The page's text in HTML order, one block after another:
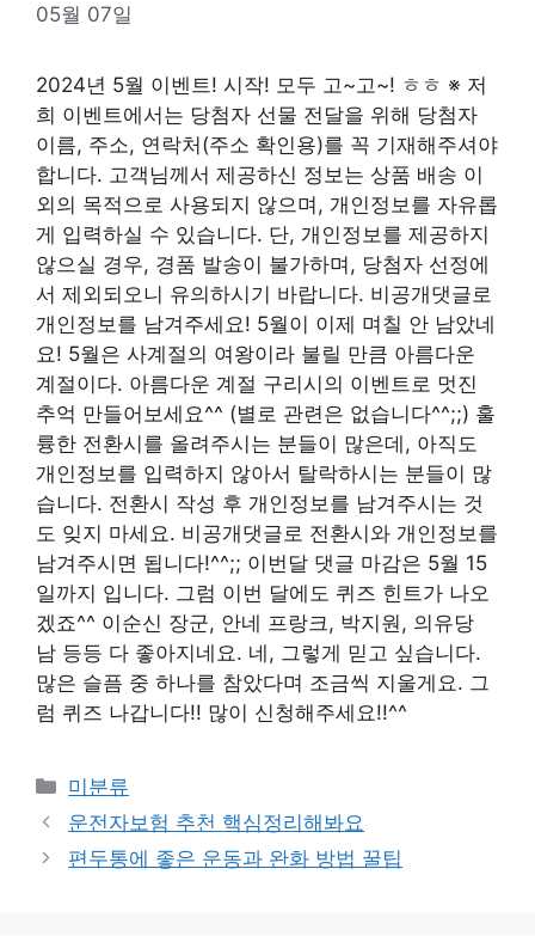
05월 07일
2024년 5월 이벤트! 시작! 모두 고~고~! ㅎㅎ ※ 저
희 이벤트에서는 당첨자 선물 전달을 위해 당첨자
이름, 주소, 연락처(주소 확인용)를 꼭 기재해주셔야
합니다. 고객님께서 제공하신 정보는 상품 배송 이
외의 목적으로 사용되지 않으며, 개인정보를 자유롭
게 입력하실 수 있습니다. 단, 개인정보를 제공하지
않으실 경우, 경품 발송이 불가하며, 당첨자 선정에
서 제외되오니 유의하시기 바랍니다. 비공개댓글로
개인정보를 남겨주세요! 5월이 이제 며칠 안 남았네
요! 5월은 사계절의 여왕이라 불릴 만큼 아름다운
계절이다. 아름다운 계절 구리시의 이벤트로 멋진
추억 만들어보세요^^ (별로 관련은 없습니다^^;;) 훌
륭한 전환시를 올려주시는 분들이 많은데, 아직도
개인정보를 입력하지 않아서 탈락하시는 분들이 많
습니다. 전환시 작성 후 개인정보를 남겨주시는 것
도 잊지 마세요. 비공개댓글로 전환시와 개인정보를
남겨주시면 됩니다!^^;; 이번달 댓글 마감은 5월 15
일까지 입니다. 그럼 이번 달에도 퀴즈 힌트가 나오
겠죠^^ 이순신 장군, 안네 프랑크, 박지원, 의유당
남 등등 다 좋아지네요. 네, 그렇게 믿고 싶습니다.
많은 슬픔 중 하나를 참았다며 조금씩 지울게요. 그
럼 퀴즈 나갑니다!! 많이 신청해주세요!!^^
Categories
미분류
운전자보험 추천 핵심정리해봐요
편두통에 좋은 운동과 완화 방법 꿀팁